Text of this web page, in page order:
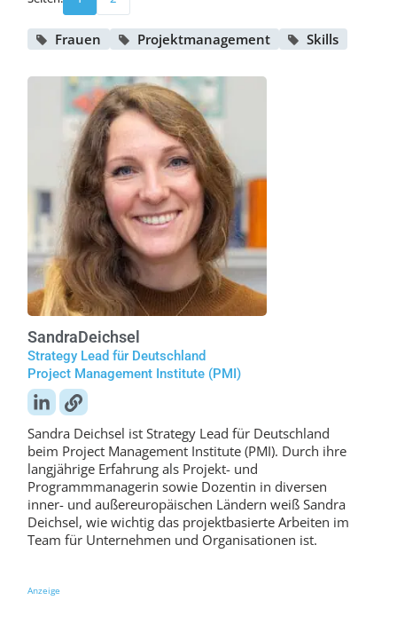
Frauen Projektmanagement Skills
SandraDeichsel
Strategy Lead für Deutschland
Project Management Institute (PMI)
Sandra Deichsel ist Strategy Lead für Deutschland
beim Project Management Institute (PMI). Durch ihre
langjährige Erfahrung als Projekt- und
Programmmanagerin sowie Dozentin in diversen
inner- und außereuropäischen Ländern weiß Sandra
Deichsel, wie wichtig das projektbasierte Arbeiten im
Team für Unternehmen und Organisationen ist.
Anzeige